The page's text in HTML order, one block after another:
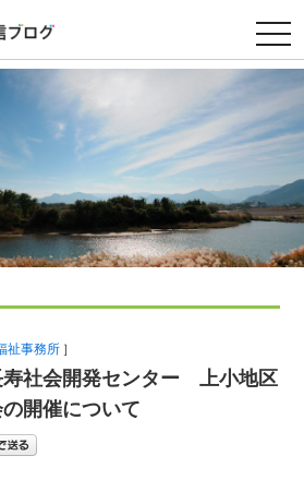
t
o
g
l
e
n
a
g
a
t
o
祉事務所 ］
寿社会開発センター 上小地区
開催について